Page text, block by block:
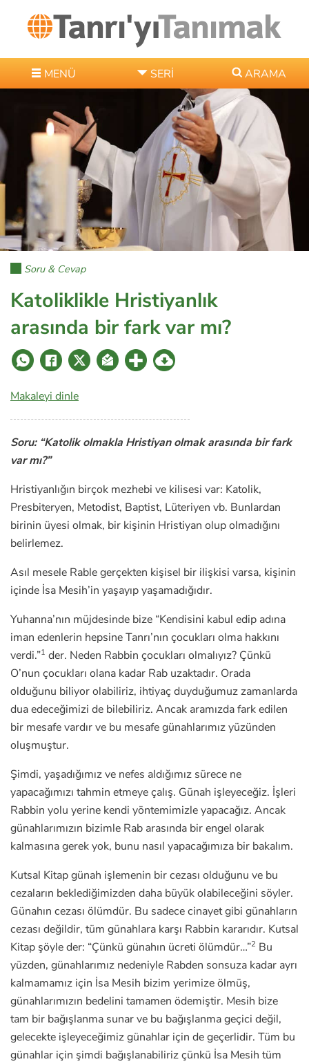
MENÜ SERI ARAMA
Soru & Cevap
Katoliklikle Hristiyanlık
arasında bir fark var mı?
Makaleyi dinle
Soru: “Katolik olmakla Hristiyan olmak arasında bir fark
var mı?”
Hristiyanlığın birçok mezhebi ve kilisesi var: Katolik,
Presbiteryen, Metodist, Baptist, Lüteriyen vb. Bunlardan
birinin üyesi olmak, bir kişinin Hristiyan olup olmadığını
belirlemez.
Asıl mesele Rable gerçekten kişisel bir ilişkisi varsa, kişinin
içinde İsa Mesih’in yaşayıp yaşamadığıdır.
Yuhanna’nın müjdesinde bize “Kendisini kabul edip adına
iman edenlerin hepsine Tanrı’nın çocukları olma hakkını
verdi.”1 der. Neden Rabbin çocukları olmalıyız? Çünkü
O’nun çocukları olana kadar Rab uzaktadır. Orada
olduğunu biliyor olabiliriz, ihtiyaç duyduğumuz zamanlarda
dua edeceğimizi de bilebiliriz. Ancak aramızda fark edilen
bir mesafe vardır ve bu mesafe günahlarımız yüzünden
oluşmuştur.
Şimdi, yaşadığımız ve nefes aldığımız sürece ne
yapacağımızı tahmin etmeye çalış. Günah işleyeceğiz. İşleri
Rabbin yolu yerine kendi yöntemimizle yapacağız. Ancak
günahlarımızın bizimle Rab arasında bir engel olarak
kalmasına gerek yok, bunu nasıl yapacağımıza bir bakalım.
Kutsal Kitap günah işlemenin bir cezası olduğunu ve bu
cezaların beklediğimizden daha büyük olabileceğini söyler.
Günahın cezası ölümdür. Bu sadece cinayet gibi günahların
cezası değildir, tüm günahlara karşı Rabbin kararıdır. Kutsal
Kitap şöyle der: “Çünkü günahın ücreti ölümdür…”2 Bu
yüzden, günahlarımız nedeniyle Rabden sonsuza kadar ayrı
kalmamamız için İsa Mesih bizim yerimize ölmüş,
günahlarımızın bedelini tamamen ödemiştir. Mesih bize
tam bir bağışlanma sunar ve bu bağışlanma geçici değil,
gelecekte işleyeceğimiz günahlar için de geçerlidir. Tüm bu
günahlar için şimdi bağışlanabiliriz çünkü İsa Mesih tüm